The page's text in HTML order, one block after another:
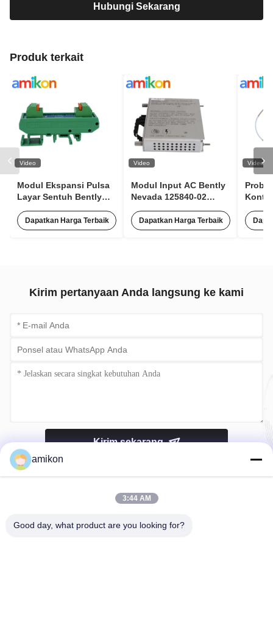
Hubungi Sekarang
Produk terkait
Video
Modul Ekspansi Pulsa
Layar Sentuh Bently
Untuk Pemantauan
Kondisi
Dapatkan Harga Terbaik
Video
Modul Input AC Bently
Nevada 125840-02
Rendah Dengan 85
hingga 264 Vac RMS
Dapatkan Harga Terbaik
Video
Probe
Kirim pertanyaan Anda langsung ke kami
Kirim sekarang
amikon
3:44 AM
Good day, what product are you looking for?